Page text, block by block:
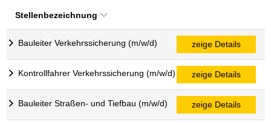
Stellenbezeichnung
Bauleiter Verkehrssicherung (m/w/d) zeige Details
Kontrollfahrer Verkehrssicherung (m/w/d) zeige Details
Bauleiter Straßen- und Tiefbau (m/w/d) zeige Details